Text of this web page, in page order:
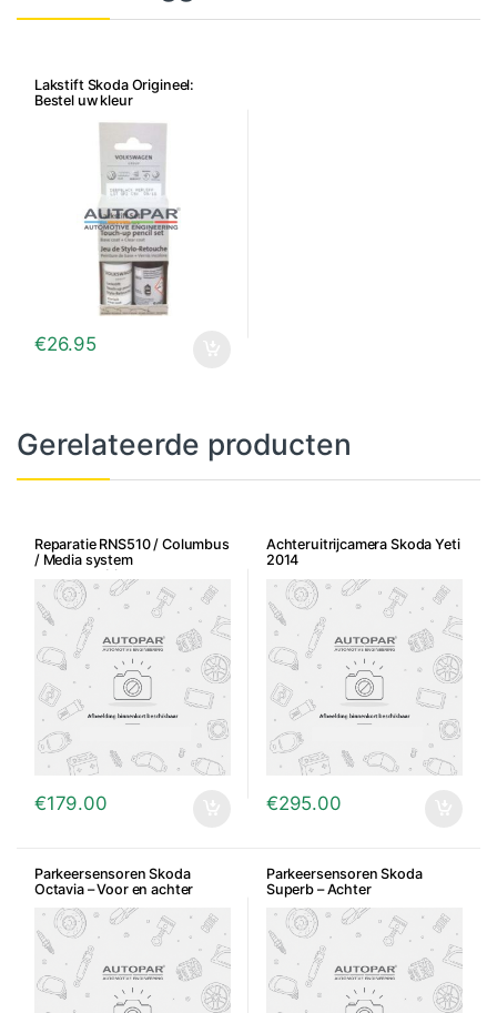
Lakstift Skoda Origineel:
Bestel uw kleur
€26.95
Gerelateerde producten
Reparatie RNS510 / Columbus
/ Media system
opstartproblemen
€179.00
Achteruitrijcamera Skoda Yeti
2014
€295.00
Parkeersensoren Skoda
Octavia – Voor en achter
Parkeersensoren Skoda
Superb – Achter